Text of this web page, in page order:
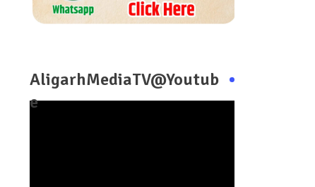
AligarhMediaTV@Youtub
e